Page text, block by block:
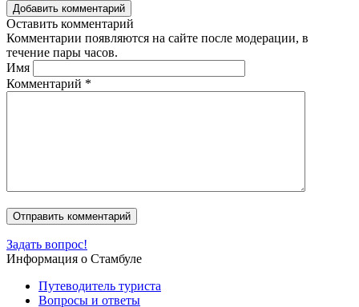
Добавить комментарий
Оставить комментарий
Комментарии появляются на сайте после модерации, в
течение пары часов.
Имя
Комментарий *
Задать вопрос!
Информация о Стамбуле
Путеводитель туриста
Вопросы и ответы